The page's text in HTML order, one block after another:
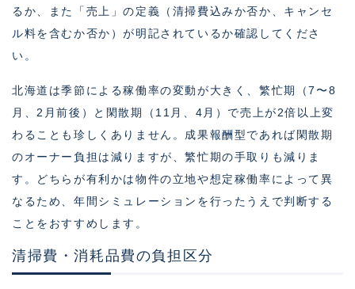
るか、また「売上」の定義（清掃費込みか否か、キャンセ
ル料を含むか否か）が明記されているか確認してくださ
い。
北海道は季節による稼働率の変動が大きく、繁忙期（7〜8
月、2月前後）と閑散期（11月、4月）で売上が2倍以上変
わることも珍しくありません。成果報酬型であれば閑散期
のオーナー負担は減りますが、繁忙期の手取りも減りま
す。どちらが有利かは物件の立地や想定稼働率によって異
なるため、年間シミュレーションを行ったうえで判断する
ことをおすすめします。
清掃費・消耗品費の負担区分